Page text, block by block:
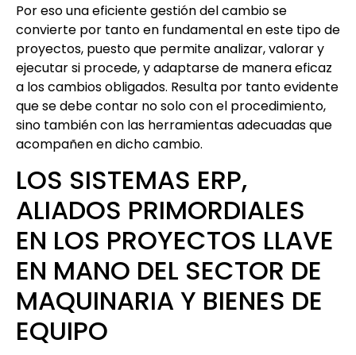
Por eso una eficiente gestión del cambio se
convierte por tanto en fundamental en este tipo de
proyectos, puesto que permite analizar, valorar y
ejecutar si procede, y adaptarse de manera eficaz
a los cambios obligados. Resulta por tanto evidente
que se debe contar no solo con el procedimiento,
sino también con las herramientas adecuadas que
acompañen en dicho cambio.
LOS SISTEMAS ERP,
ALIADOS PRIMORDIALES
EN LOS PROYECTOS LLAVE
EN MANO DEL SECTOR DE
MAQUINARIA Y BIENES DE
EQUIPO